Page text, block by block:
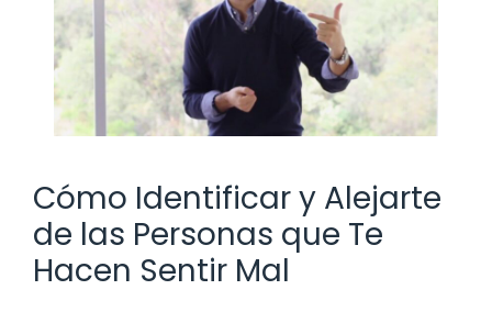
Cómo Identificar y Alejarte
de las Personas que Te
Hacen Sentir Mal